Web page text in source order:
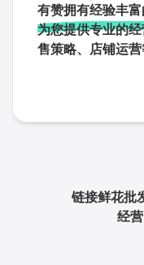
有赞拥有经验丰富
为您提供专业的
售策略、店铺运
链接鲜花批
经